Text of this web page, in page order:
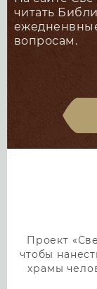
читать
вопросам.
Проект
чтобы
храмы